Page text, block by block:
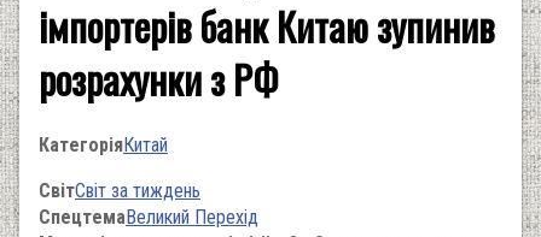
імпортерів банк Китаю зупинив
розрахунки з РФ
КатегоріяКитай
СвітСвіт за тиждень
СпецтемаВеликий Перехід